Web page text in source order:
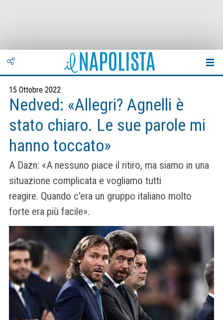
15 Ottobre 2022
Nedved: «Allegri? Agnelli è
stato chiaro. Le sue parole mi
hanno toccato»
A Dazn: «A nessuno piace il ritiro, ma siamo in una
situazione complicata e vogliamo tutti
reagire. Quando c'era un gruppo italiano molto
forte era più facile».